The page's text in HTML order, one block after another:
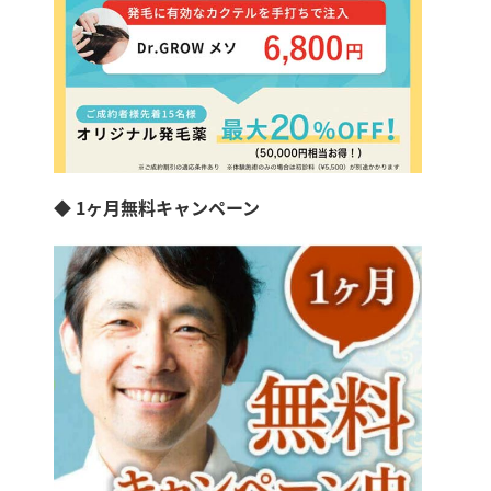
◆ 1ヶ月無料キャンペーン